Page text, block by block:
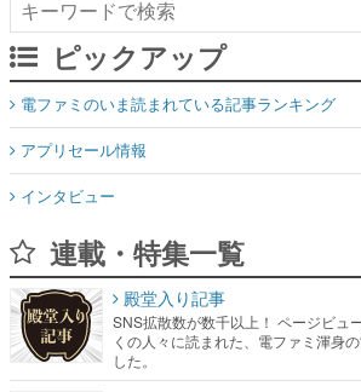
電ファミのいま読まれている記事ランキング
アプリセール情報
インタビュー
連載・特集一覧
くの人々に読まれた、電ファミ渾身の
した。
ゲームの企画書
名作ゲームクリエイターの方々に製
し、ヒットする企画（ゲーム）とは